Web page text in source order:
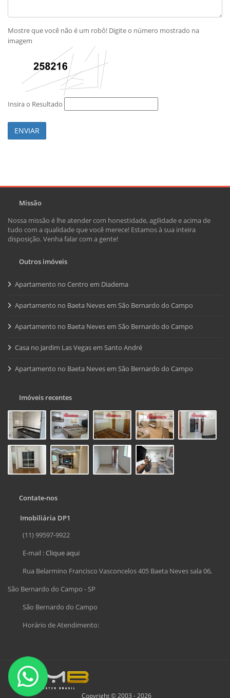
Mostre que você não é um robô! Digite o número mostrado na
imagem
Insira o Resultado
ENVIAR
Missão
Nossa missão é lhe atender com honestidade, agilidade e acima de
tudo com a qualidade que você merece! Estamos à sua inteira
disposição. Venha falar com a gente!
Outros imóveis
Apartamento no Centro em Diadema
Apartamento no Baeta Neves em São Bernardo do Campo
Apartamento no Baeta Neves em São Bernardo do Campo
Casa no Jardim Las Vegas em Santo André
Apartamento no Baeta Neves em São Bernardo do Campo
Imóveis recentes
Contate-nos
Imobiliária DP1
(11) 99597-9922
E-mail :Clique aqui
Rua Belarmino Francisco Vasconcelos 405 Baeta Neves sala 06,
São Bernardo do Campo - SP
São Bernardo do Campo
Horário de Atendimento:
Copyright © 2003 - 2026